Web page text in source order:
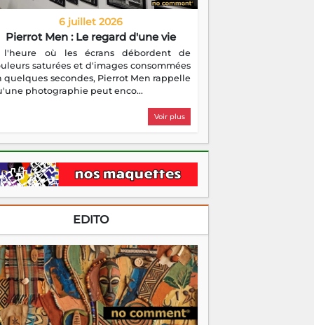
6 juillet 2026
Pierrot Men : Le regard d'une vie
l'heure où les écrans débordent de
saturées et d'images consommées
quelques secondes, Pierrot Men rappelle
photographie peut enco...
Voir plus
EDITO